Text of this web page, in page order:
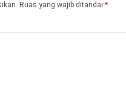
Ruas yang wajib ditandai *